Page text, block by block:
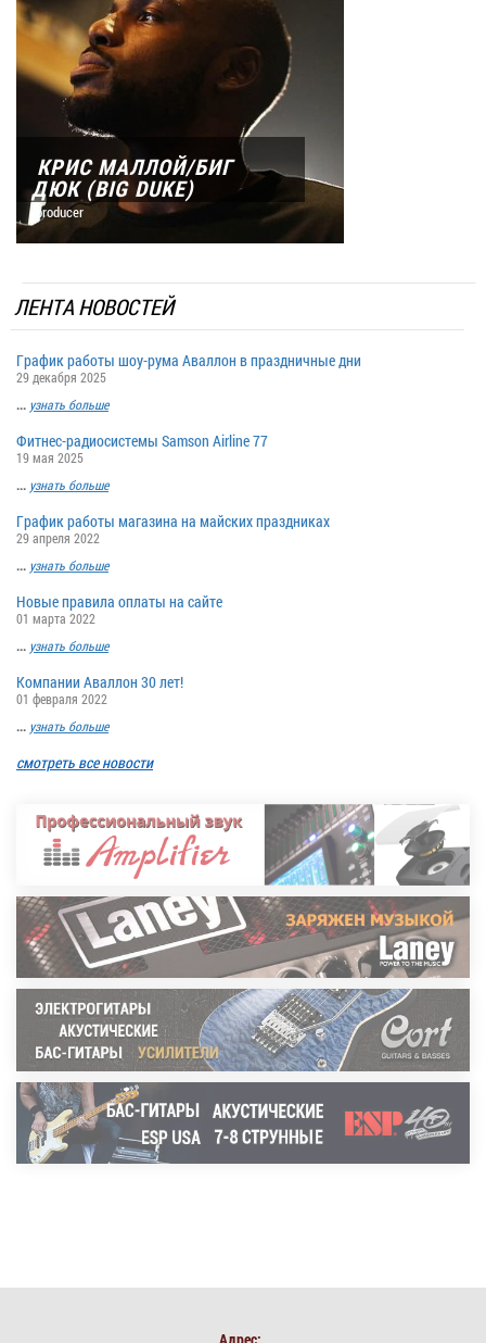
КРИС МАЛЛОЙ/БИГ
ДЮК (BIG DUKE)
producer
DJ/соло-исполнитель
ЛЕНТА НОВОСТЕЙ
График работы шоу-рума Аваллон в праздничные дни
29 декабря 2025
... узнать больше
Фитнес-радиосистемы Samson Airline 77
19 мая 2025
... узнать больше
График работы магазина на майских праздниках
29 апреля 2022
... узнать больше
Новые правила оплаты на сайте
01 марта 2022
... узнать больше
Компании Аваллон 30 лет!
01 февраля 2022
... узнать больше
смотреть все новости